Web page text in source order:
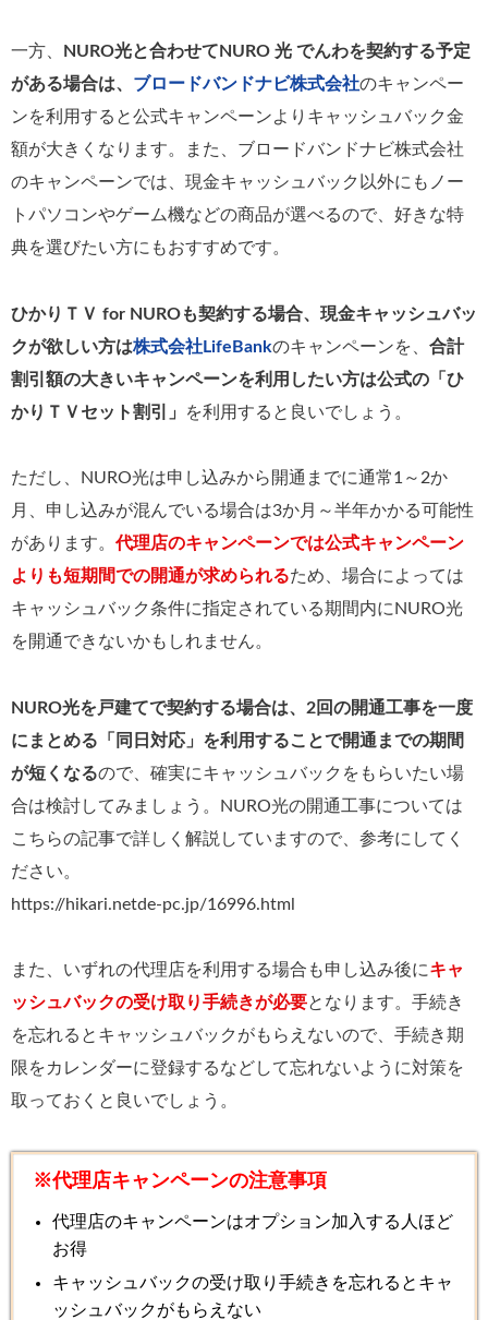
一方、
NURO光と合わせてNURO 光 でんわを契約する予定
がある場合は、 ブロードバンドナビ株式会社のキャンペー
ンを利用すると公式キャンペーンよりキャッシュバック金
額が大きくなります。また、ブロードバンドナビ株式会社
のキャンペーンでは、現金キャッシュバック以外にもノー
トパソコンやゲーム機などの商品が選べるので、好きな特
典を選びたい方にもおすすめです。
ひかりＴＶ for NUROも契約する場合、現金キャッシュバッ
クが欲しい方は株式会社LifeBankのキャンペーンを、 合計
割引額の大きいキャンペーンを利用したい方は公式の「ひ
かりＴＶセット割引」
を利用すると良いでしょう。
ただし、NURO光は申し込みから開通までに通常1～2か
月、申し込みが混んでいる場合は3か月～半年かかる可能性
があります。代理店のキャンペーンでは公式キャンペーン
よりも短期間での開通が求められるため、場合によっては
キャッシュバック条件に指定されている期間内にNURO光
を開通できないかもしれません。
NURO光を戸建てで契約する場合は、2回の開通工事を一度
にまとめる「同日対応」を利用することで開通までの期間
が短くなるので、確実にキャッシュバックをもらいたい場
合は検討してみましょう。NURO光の開通工事については
こちらの記事で詳しく解説していますので、参考にしてく
ださい。
https://hikari.netde-pc.jp/16996.html
また、いずれの代理店を利用する場合も申し込み後にキャ
ッシュバックの受け取り手続きが必要となります。手続き
を忘れるとキャッシュバックがもらえないので、手続き期
限をカレンダーに登録するなどして忘れないように対策を
取っておくと良いでしょう。
※代理店キャンペーンの注意事項
代理店のキャンペーンはオプション加入する人ほど
お得
キャッシュバックの受け取り手続きを忘れるとキャ
ッシュバックがもらえない